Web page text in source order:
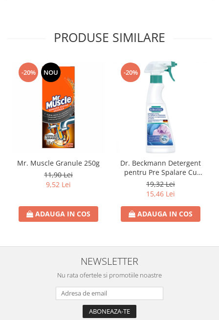
Prosoape De Hartie Si Servetele
Odorizant Camera Profesional
Odorizant Camera Electric
Odorizant Camera Air Wick
Odorizant Camera cu Betisoare
Odorizant Camera Electric
Profesional
Odorizant Camera Ambi Pur
Rezerva Odorizant Camera
Rezerva Odorizant Camera Glade
Rezerva Odorizant Camera Air Wick
Ingrijire Bebelusi
Suplimente Bebelusi
Ingrijire Bebelusi
Scutece Huggies
Scutece Pampers Bebelusi
PRODUSE SIMILARE
-20% NOU
Mr. Muscle Granule 250g
11,90 Lei
9,52 Lei
ADAUGA IN COS
-20%
Dr. Beckmann Detergent
pentru Pre Spalare Cu
Pulverizator 250ml
19,32 Lei
15,46 Lei
ADAUGA IN COS
NEWSLETTER
Nu rata ofertele si promotiile noastre